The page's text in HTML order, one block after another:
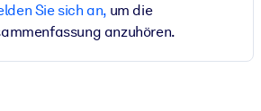
Sie sich an,um die
anzuhören.